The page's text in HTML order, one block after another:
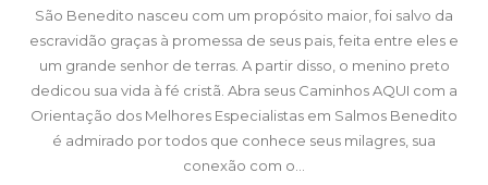
São Benedito nasceu com um propósito maior, foi salvo da
escravidão graças à promessa de seus pais, feita entre eles e
um grande senhor de terras. A partir disso, o menino preto
dedicou sua vida à fé cristã. Abra seus Caminhos AQUI com a
Orientação dos Melhores Especialistas em Salmos Benedito
é admirado por todos que conhece seus milagres, sua
conexão com o...